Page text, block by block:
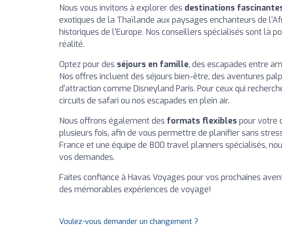
Nous vous invitons à explorer des destinations
exotiques de la Thaïlande aux paysages enchanteurs de
historiques de l'Europe. Nos conseillers spécialisés sont là
réalité.
Optez pour des séjours en famille, des escapades entre
Nos offres incluent des séjours bien-être, des aventures
d'attraction comme Disneyland Paris. Pour ceux qui
circuits de safari ou nos escapades en plein air.
Nous offrons également des formats flexibles pour votre
plusieurs fois, afin de vous permettre de planifier sans
France et une équipe de 800 travel planners spécialisés,
vos demandes.
Faites confiance à Havas Voyages pour vos prochaines
des mémorables expériences de voyage!
Voulez-vous demander un changement ?